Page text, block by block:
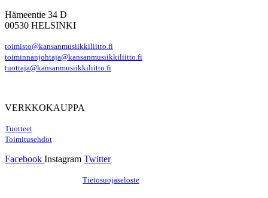
Hämeentie 34 D
00530 HELSINKI
toimisto@kansanmusiikkiliitto.fi
toiminnanjohtaja@kansanmusiikkiliitto.fi
tuottaja@kansanmusiikkiliitto.fi
VERKKOKAUPPA
Tuotteet
Toimitusehdot
Facebook Instagram Twitter
Tietosuojaseloste